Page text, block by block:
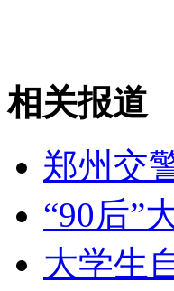
撞船事故被撞船只无
山西运城恶犬咬伤
女孩北京地铁殴打
相关报道
郑州交
“90后”
大学生